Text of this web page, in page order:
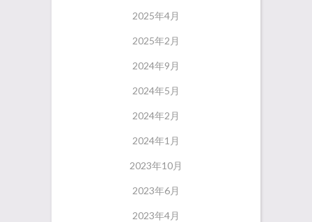
2025年4月
2025年2月
2024年9月
2024年5月
2024年2月
2024年1月
2023年10月
2023年6月
2023年4月